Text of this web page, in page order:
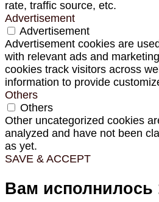
rate, traffic source, etc.
Advertisement
Advertisement
Advertisement cookies are
with relevant ads and
cookies track visitors across
information to provide
Others
Others
Other uncategorized cookies
analyzed and have not been
as yet.
SAVE & ACCEPT
Вам исполнилось